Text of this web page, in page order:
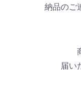
納品のご
届い